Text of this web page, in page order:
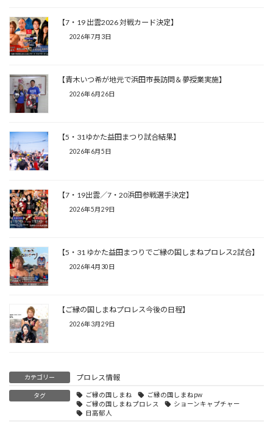
【7・19 出雲2026 対戦カード決定】
2026年7月3日
【青木いつ希が地元で浜田市長訪問＆夢授業実施】
2026年6月26日
【5・31ゆかた益田まつり試合結果】
2026年6月5日
【7・19出雲／7・20浜田参戦選手決定】
2026年5月29日
【5・31 ゆかた益田まつりでご縁の国しまねプロレス2試合】
2026年4月30日
【ご縁の国しまねプロレス今後の日程】
2026年3月29日
カテゴリー プロレス情報
タグ ご縁の国しまね
ご縁の国しまねpw
ご縁の国しまねプロレス
ショーンキャプチャー
日高郁人